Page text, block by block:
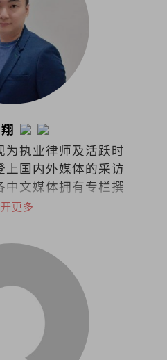
为执业律师及活跃时
上国内外媒体的采访
中文媒体拥有专栏撰
法。
更多